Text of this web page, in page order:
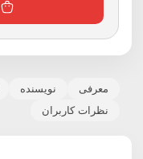
معرفی نویسنده
نظرات کاربران